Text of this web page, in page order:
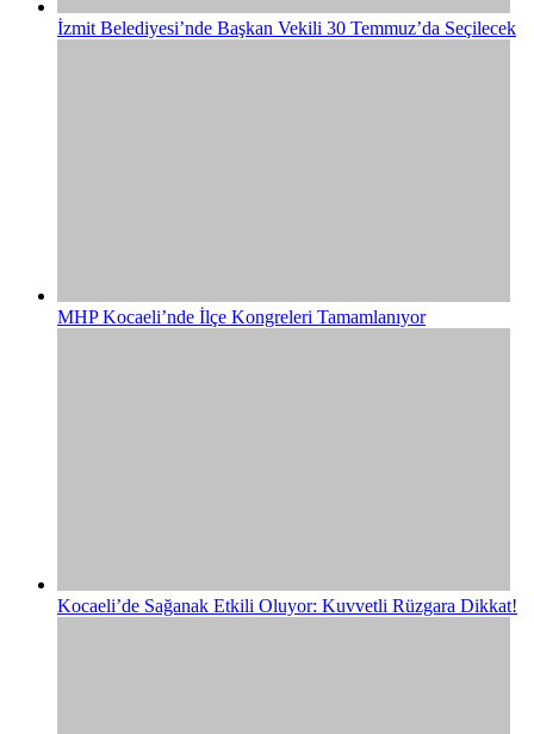
İzmit Belediyesi’nde Başkan Vekili 30 Temmuz’da Seçilecek
MHP Kocaeli’nde İlçe Kongreleri Tamamlanıyor
Kocaeli’de Sağanak Etkili Oluyor: Kuvvetli Rüzgara Dikkat!